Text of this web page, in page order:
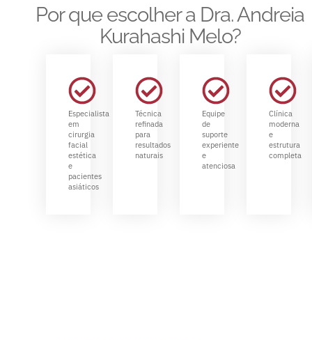
Por que escolher a Dra. Andreia
Kurahashi Melo?
Especialista
em
cirurgia
facial
estética
e
pacientes
asiáticos
Técnica
refinada
para
resultados
naturais
Equipe
de
suporte
experiente
e
atenciosa
Clínica
moderna
e
estrutura
completa